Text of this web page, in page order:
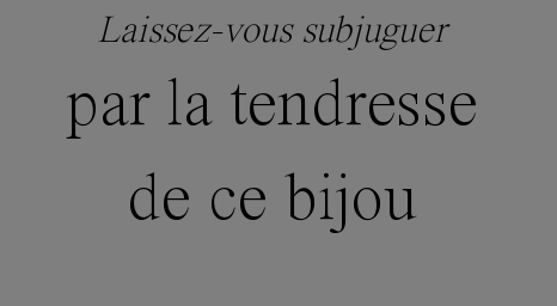
Laissez-vous subjuguer
par la tendresse
de ce bijou